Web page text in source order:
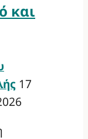
και
17